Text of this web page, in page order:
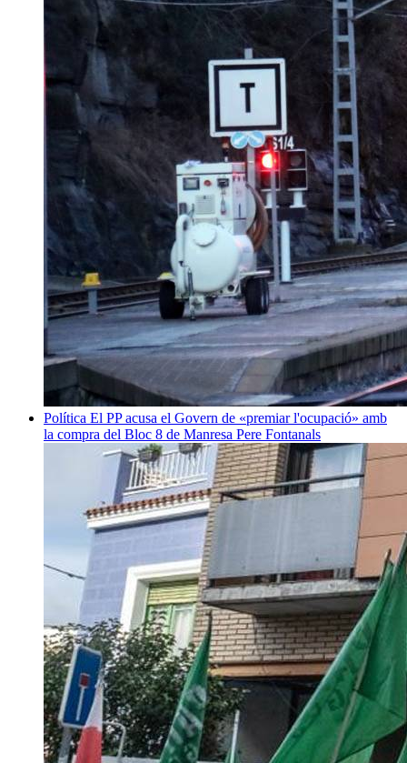
Política El PP acusa el Govern de «premiar l'ocupació» amb
la compra del Bloc 8 de Manresa Pere Fontanals